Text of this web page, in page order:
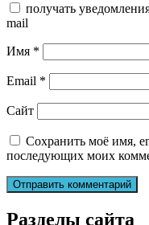
получать
mail
Имя *
Email *
Сайт
Сохранить моё имя,
последующих моих
Разделы сайта